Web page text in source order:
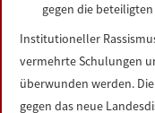
gegen die
Institutioneller
vermehrte Schulungen
überwunden werden.
gegen das neue